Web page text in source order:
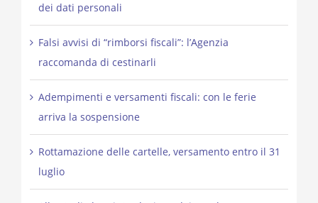
dei dati personali
Falsi avvisi di “rimborsi fiscali”: l’Agenzia
raccomanda di cestinarli
Adempimenti e versamenti fiscali: con le ferie
arriva la sospensione
Rottamazione delle cartelle, versamento entro il 31
luglio